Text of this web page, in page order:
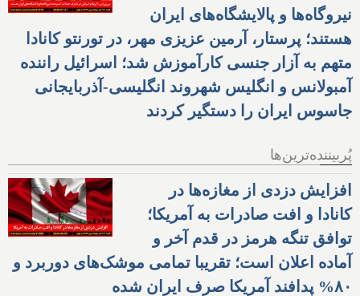
نیروگاه‌ها و پالایشگاه‌های ایران
هستند؛ پرستار، آرمین عزیزی مهر، در تورنتو کانادا
متهم به آزار جنسی کارآموزش شد؛ اسرائیل راننده
آمبولانس و انگلیس شهروند انگلیسی-آذربایجانی
جاسوس ایران را دستگیر کردند
پُربیننده‌ترین‌ها
افزایش دزدی از مغازه‌ها در
کانادا و افت صادرات به آمریکا؛
توافق تنگه هرمز در قدم آخر و
آماده اعلان است؛ تقریبا تمامی موشک‌های دوربرد و
۸۰% پدافند آمریکا صرف ایران شده